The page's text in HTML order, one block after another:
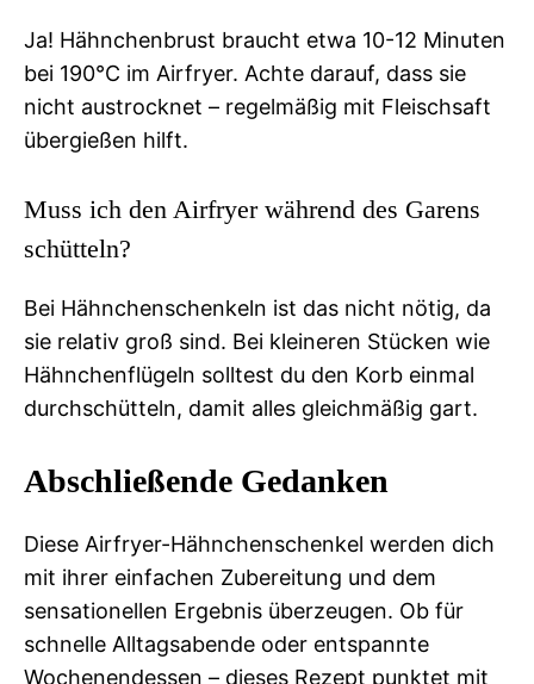
Ja! Hähnchenbrust braucht etwa 10-12 Minuten
bei 190°C im Airfryer. Achte darauf, dass sie
nicht austrocknet – regelmäßig mit Fleischsaft
übergießen hilft.
Muss ich den Airfryer während des Garens
schütteln?
Bei Hähnchenschenkeln ist das nicht nötig, da
sie relativ groß sind. Bei kleineren Stücken wie
Hähnchenflügeln solltest du den Korb einmal
durchschütteln, damit alles gleichmäßig gart.
Abschließende Gedanken
Diese Airfryer-Hähnchenschenkel werden dich
mit ihrer einfachen Zubereitung und dem
sensationellen Ergebnis überzeugen. Ob für
schnelle Alltagsabende oder entspannte
Wochenendessen – dieses Rezept punktet mit